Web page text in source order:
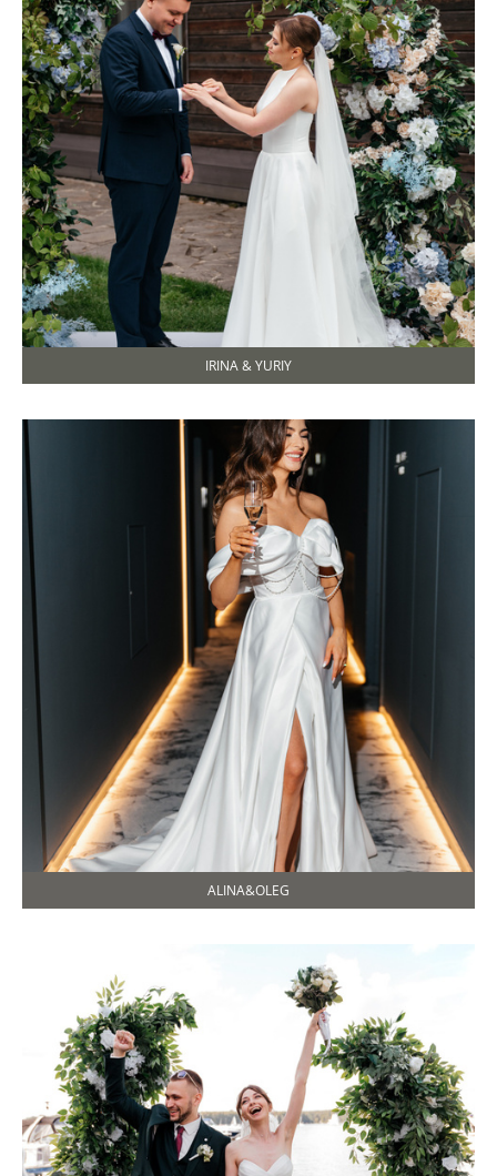
IRINA & YURIY
ALINA&OLEG